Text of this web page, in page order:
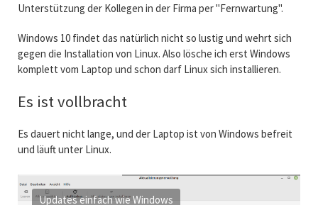
Unterstützung der Kollegen in der Firma per "Fernwartung".
Windows 10 findet das natürlich nicht so lustig und wehrt sich
gegen die Installation von Linux. Also lösche ich erst Windows
komplett vom Laptop und schon darf Linux sich installieren.
Es ist vollbracht
Es dauert nicht lange, und der Laptop ist von Windows befreit
und läuft unter Linux.
Updates einfach wie Windows